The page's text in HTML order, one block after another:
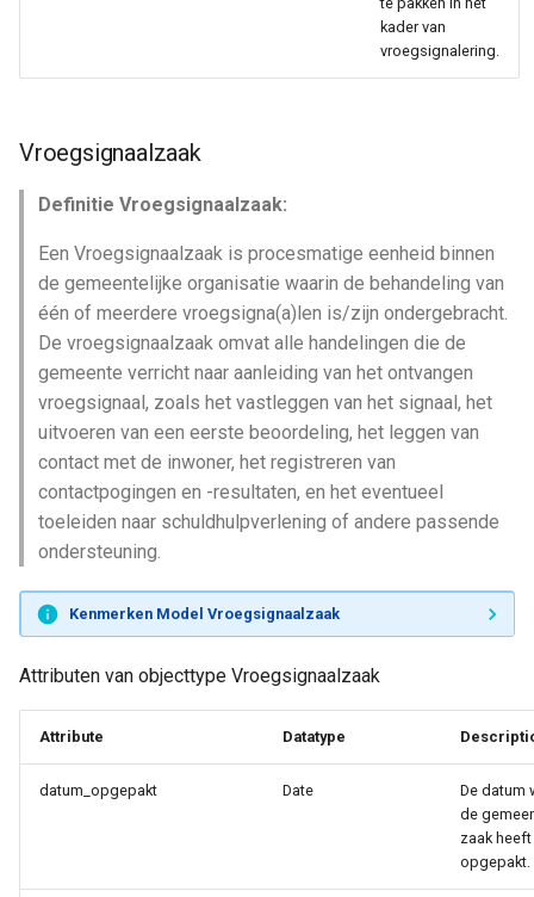
kader van
vroegsignalering.
Vroegsignaalzaak
Definitie Vroegsignaalzaak:
Een Vroegsignaalzaak is procesmatige eenheid binnen
de gemeentelijke organisatie waarin de behandeling van
één of meerdere vroegsigna(a)len is/zijn ondergebracht.
De vroegsignaalzaak omvat alle handelingen die de
gemeente verricht naar aanleiding van het ontvangen
vroegsignaal, zoals het vastleggen van het signaal, het
uitvoeren van een eerste beoordeling, het leggen van
contact met de inwoner, het registreren van
contactpogingen en -resultaten, en het eventueel
toeleiden naar schuldhulpverlening of andere passende
ondersteuning.
Kenmerken Model Vroegsignaalzaak
Attributen van objecttype Vroegsignaalzaak
Attribute Datatype
datum_opgepakt Date
De datum
de
zaak heeft
opgepakt.